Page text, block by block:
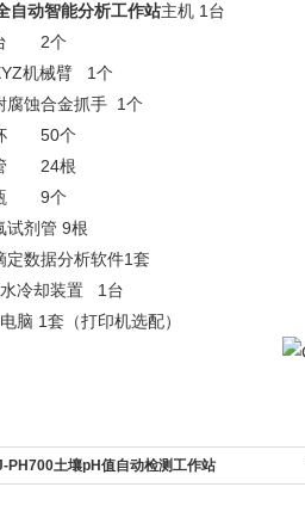
自动智能分析工作站主机 1台
台 2个
机械臂 1个
腐蚀合金抓手 1个
杯 50个
管 24根
瓶 9个
试剂管 9根
定数据分析软件1套
冷却装置 1台
脑 1套（打印机选配）
PH700土壤pH值自动检测工作站